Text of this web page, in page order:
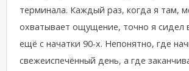
терминала. Каждый раз, когда я там,
охватывает ощущение, точно я сидел
ещё с начатки 90-х. Непонятно, где
свежеиспечённый день, а где